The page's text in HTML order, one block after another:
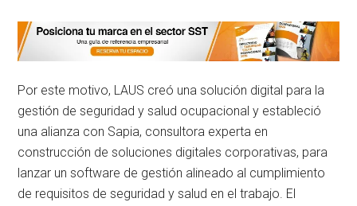
Por este motivo, LAUS creó una solución digital para la
gestión de seguridad y salud ocupacional y estableció
una alianza con Sapia, consultora experta en
construcción de soluciones digitales corporativas, para
lanzar un software de gestión alineado al cumplimiento
de requisitos de seguridad y salud en el trabajo. El